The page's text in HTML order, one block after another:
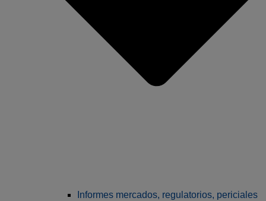
Informes mercados, regulatorios, periciales